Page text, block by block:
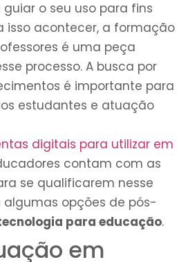
o seu uso para fins
isso acontecer, a formação
é uma peça
processo. A busca por
é importante para
estudantes e atuação
digitais para utilizar em
contam com as
se qualificarem nesse
algumas opções de pós-
para educação.
em